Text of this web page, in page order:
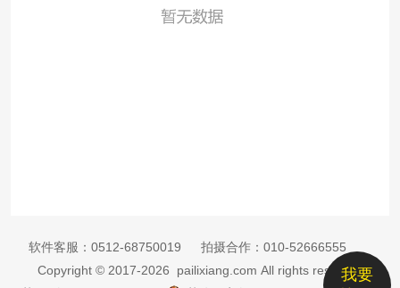
我要
软件客服： 0512-68750019 拍摄合作： 010-52666555
Copyright © 2017-2026 pailixiang.com All rights reserved